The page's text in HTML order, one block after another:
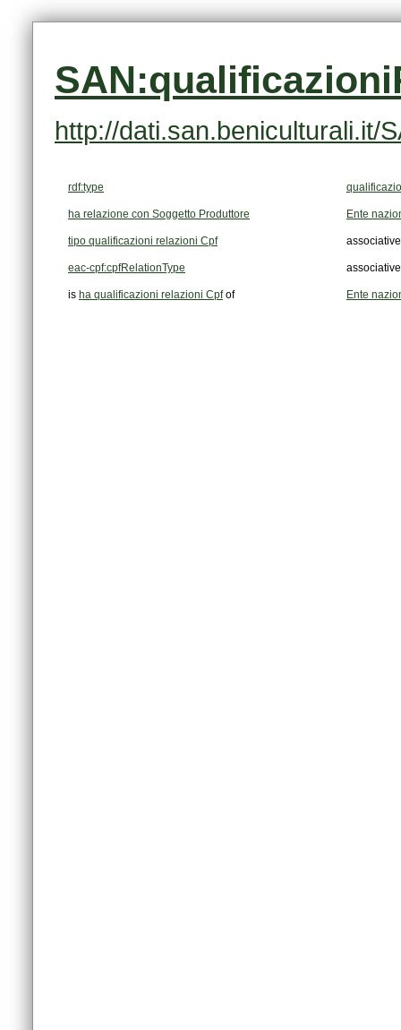
http://dati.san.beniculturali.it/
rdf:type
ha relazione con Soggetto Produttore Ente
tipo qualificazioni relazioni Cpf associative
eac-cpf:cpfRelationType associative
is ha qualificazioni relazioni Cpfof Ente